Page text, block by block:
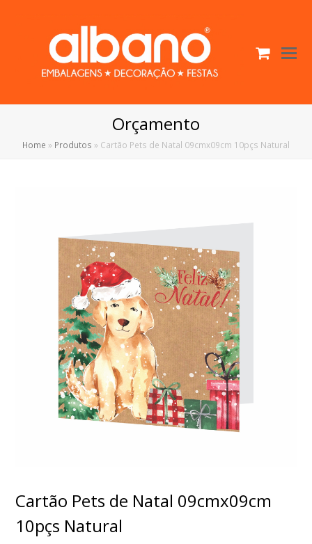
Cart
Orçamento
Home » Produtos » Cartão Pets de Natal 09cmx09cm 10pçs Natural
Cartão Pets de Natal 09cmx09cm
10pçs Natural